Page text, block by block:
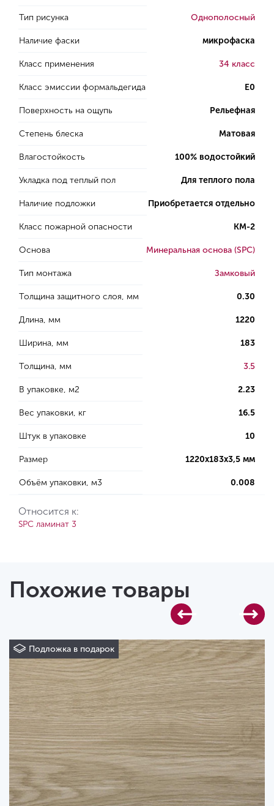
Тип рисунка Однополосный
Наличие фаски микрофаска
Класс применения 34 класс
Класс эмиссии формальдегида E0
Поверхность на ощупь Рельефная
Степень блеска Матовая
Влагостойкость 100% водостойкий
Укладка под теплый пол Для теплого пола
Наличие подложки Приобретается отдельно
Класс пожарной опасности КМ-2
Основа Минеральная основа (SPC)
Тип монтажа Замковый
Толщина защитного слоя, мм 0.30
Длина, мм 1220
Ширина, мм 183
Толщина, мм 3.5
В упаковке, м2 2.23
Вес упаковки, кг 16.5
Штук в упаковке 10
Размер 1220х183х3,5 мм
Объём упаковки, м3 0.008
Относится к:
SPC ламинат 3
Похожие товары
Подложка в подарок